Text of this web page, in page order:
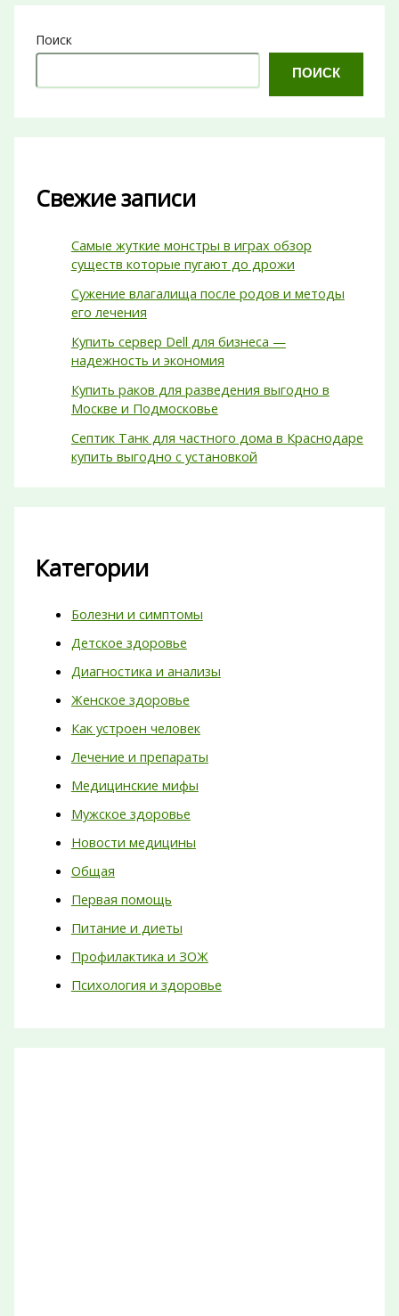
Поиск
ПОИСК
Свежие записи
Самые жуткие монстры в играх обзор
существ которые пугают до дрожи
Сужение влагалища после родов и методы
его лечения
Купить сервер Dell для бизнеса —
надежность и экономия
Купить раков для разведения выгодно в
Москве и Подмосковье
Септик Танк для частного дома в Краснодаре
купить выгодно с установкой
Категории
Болезни и симптомы
Детское здоровье
Диагностика и анализы
Женское здоровье
Как устроен человек
Лечение и препараты
Медицинские мифы
Мужское здоровье
Новости медицины
Общая
Первая помощь
Питание и диеты
Профилактика и ЗОЖ
Психология и здоровье